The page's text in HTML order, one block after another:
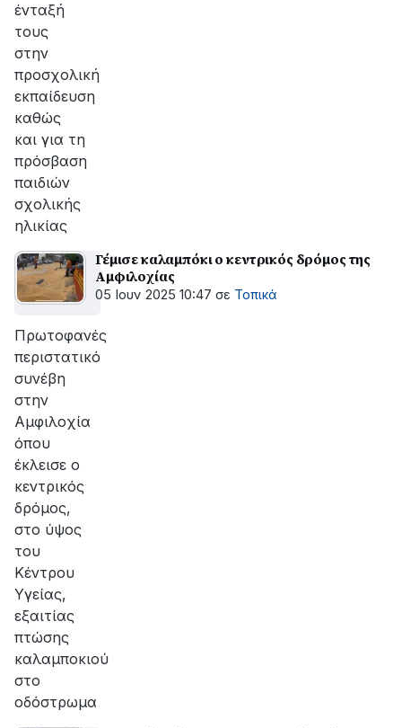
ένταξή
τους
στην
προσχολική
εκπαίδευση
καθώς
και για τη
πρόσβαση
παιδιών
σχολικής
ηλικίας
Γέμισε καλαμπόκι ο κεντρικός δρόμος της
Αμφιλοχίας
05 Ιουν 2025 10:47 σε Τοπικά
Πρωτοφανές
περιστατικό
συνέβη
στην
Αμφιλοχία
όπου
έκλεισε ο
κεντρικός
δρόμος,
στο ύψος
του
Κέντρου
Υγείας,
εξαιτίας
πτώσης
καλαμποκιού
στο
οδόστρωμα